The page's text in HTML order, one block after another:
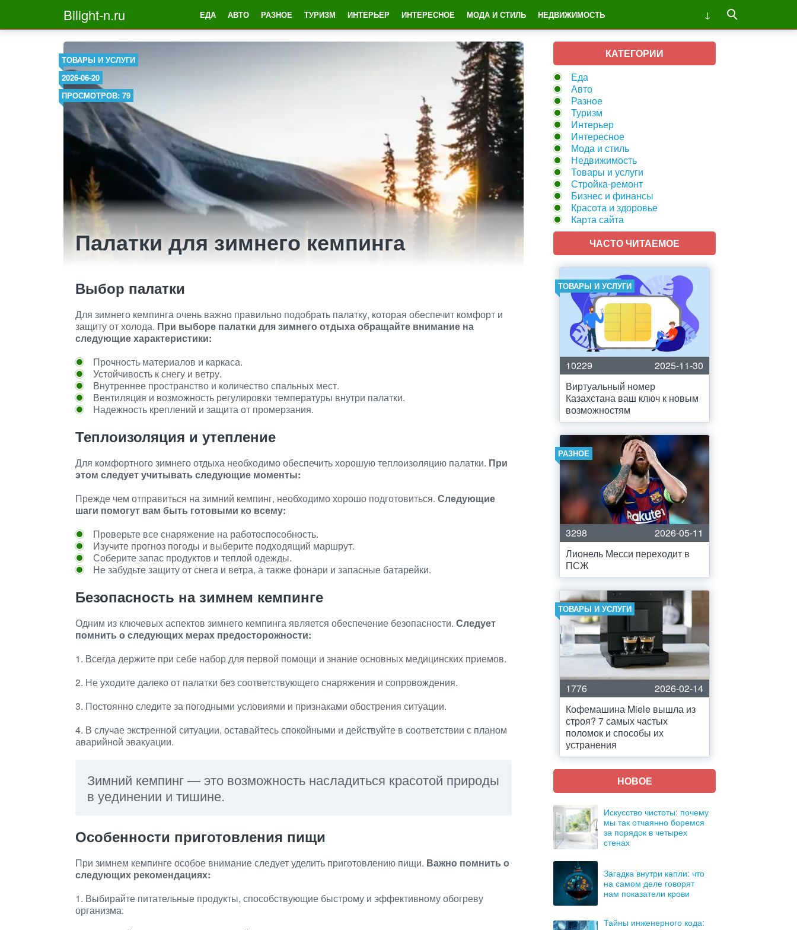
Bilight-n.ru ЕДА АВТО РАЗНОЕ ТУРИЗМ ИНТЕРЬЕР ИНТЕРЕСНОЕ МОДА И СТИЛЬ НЕДВИЖИМОСТЬ
ТОВАРЫ И УСЛУГИ
2026-06-20
ПРОСМОТРОВ: 79
Палатки для зимнего кемпинга
Выбор палатки
Для зимнего кемпинга очень важно правильно подобрать палатку, которая обеспечит комфорт и
защиту от холода. При выборе палатки для зимнего отдыха обращайте внимание на
следующие характеристики:
Прочность материалов и каркаса.
Устойчивость к снегу и ветру.
Внутреннее пространство и количество спальных мест.
Вентиляция и возможность регулировки температуры внутри палатки.
Надежность креплений и защита от промерзания.
Теплоизоляция и утепление
Для комфортного зимнего отдыха необходимо обеспечить хорошую теплоизоляцию палатки. При
этом следует учитывать следующие моменты:
Прежде чем отправиться на зимний кемпинг, необходимо хорошо подготовиться. Следующие
шаги помогут вам быть готовыми ко всему:
Проверьте все снаряжение на работоспособность.
Изучите прогноз погоды и выберите подходящий маршрут.
Соберите запас продуктов и теплой одежды.
Не забудьте защиту от снега и ветра, а также фонари и запасные батарейки.
Безопасность на зимнем кемпинге
Одним из ключевых аспектов зимнего кемпинга является обеспечение безопасности. Следует
помнить о следующих мерах предосторожности:
1. Всегда держите при себе набор для первой помощи и знание основных медицинских приемов.
2. Не уходите далеко от палатки без соответствующего снаряжения и сопровождения.
3. Постоянно следите за погодными условиями и признаками обострения ситуации.
4. В случае экстренной ситуации, оставайтесь спокойными и действуйте в соответствии с планом
аварийной эвакуации.
Зимний кемпинг — это возможность насладиться красотой природы
в уединении и тишине.
Особенности приготовления пищи
При зимнем кемпинге особое внимание следует уделить приготовлению пищи. Важно помнить о
следующих рекомендациях:
1. Выбирайте питательные продукты, способствующие быстрому и эффективному обогреву
организма.
КАТЕГОРИИ
Еда
Авто
Разное
Туризм
Интерьер
Интересное
Мода и стиль
Недвижимость
Товары и услуги
Стройка-ремонт
Бизнес и финансы
Красота и здоровье
Карта сайта
ЧАСТО ЧИТАЕМОЕ
ТОВАРЫ И УСЛУГИ
10229
2025-11-30
Виртуальный номер
Казахстана ваш ключ к новым
возможностям
РАЗНОЕ
3298
2026-05-11
Лионель Месси переходит в
ПСЖ
ТОВАРЫ И УСЛУГИ
1776
2026-02-14
Кофемашина Miele вышла из
строя? 7 самых частых
поломок и способы их
устранения
НОВОЕ
Искусство чистоты: почему
мы так отчаянно боремся
за порядок в четырех
стенах
Загадка внутри капли: что
на самом деле говорят
нам показатели крови
Тайны инженерного кода: